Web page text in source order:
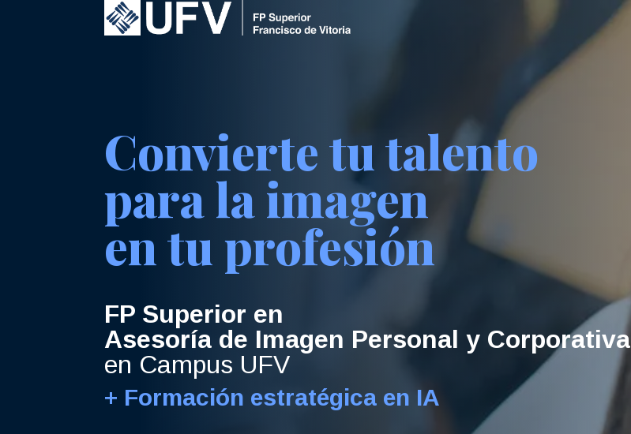
Convierte tu talento
para la imagen
en tu profesión
FP Superior en
Asesoría de Imagen Personal y Corporativa
en Campus UFV
+ Formación estratégica en IA